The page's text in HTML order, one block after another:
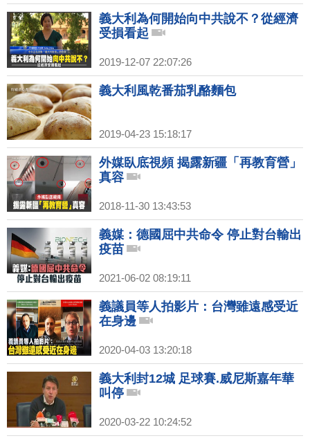
義大利為何開始向中共說不？從經濟
受損看起
2019-12-07 22:07:26
義大利風乾番茄乳酪麵包
2019-04-23 15:18:17
外媒臥底視頻 揭露新疆「再教育營」
真容
2018-11-30 13:43:53
義媒：德國屈中共命令 停止對台輸出
疫苗
2021-06-02 08:19:11
義議員等人拍影片：台灣雖遠感受近
在身邊
2020-04-03 13:20:18
義大利封12城 足球賽.威尼斯嘉年華
叫停
2020-03-22 10:24:52